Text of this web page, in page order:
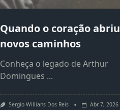
Quando o coração abriu
novos caminhos
Conheça o legado de Arthur
Domingues ...
Sergio Willians Dos Reis Abr 7, 2026